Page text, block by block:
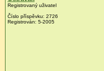
Registrovaný uživatel
Číslo příspěvku: 2726
Registrován: 5-2005